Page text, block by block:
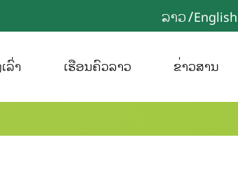
ລາວ English
ລົ່າ ເຮືອນຄົວລາວ ຂ່າວສານ